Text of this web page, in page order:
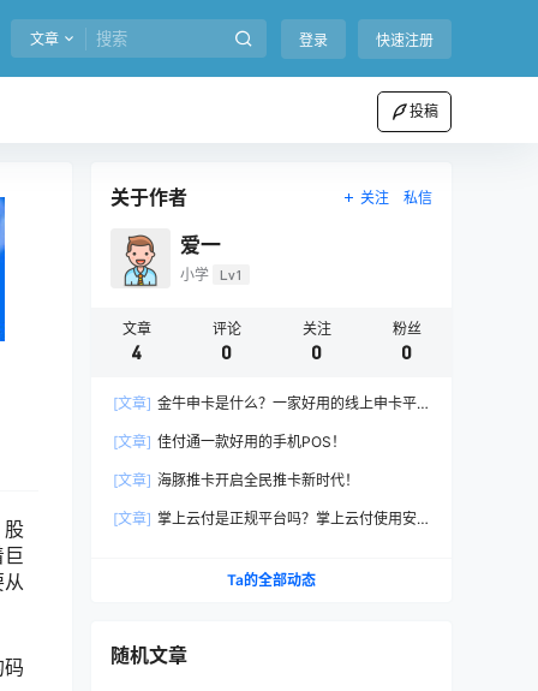
文章 登录 快速注册
投稿
股
关于作者 关注 私信
爱一
小学 Lv1
文章
4
评论
0
关注
0
粉丝
0
[文章] 金牛申卡是什么？一家好用的线上申卡平
[文章] 佳付通一款好用的手机POS！
[文章] 海豚推卡开启全民推卡新时代！
[文章] 掌上云付是正规平台吗？掌上云付使用安
Ta的全部动态
随机文章